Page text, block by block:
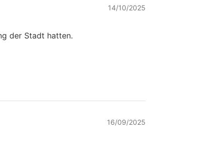
14/10/2025
der Stadt hatten.
16/09/2025